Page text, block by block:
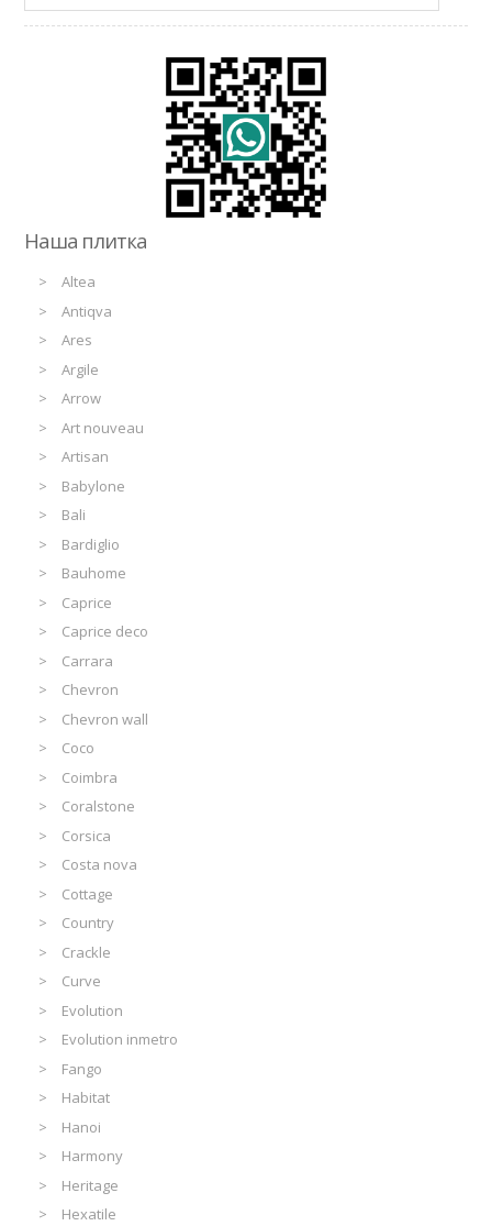
Наша плитка
Altea
Antiqva
Ares
Argile
Arrow
Art nouveau
Artisan
Babylone
Bali
Bardiglio
Bauhome
Caprice
Caprice deco
Carrara
Chevron
Chevron wall
Coco
Coimbra
Coralstone
Corsica
Costa nova
Cottage
Country
Crackle
Curve
Evolution
Evolution inmetro
Fango
Habitat
Hanoi
Harmony
Heritage
Hexatile